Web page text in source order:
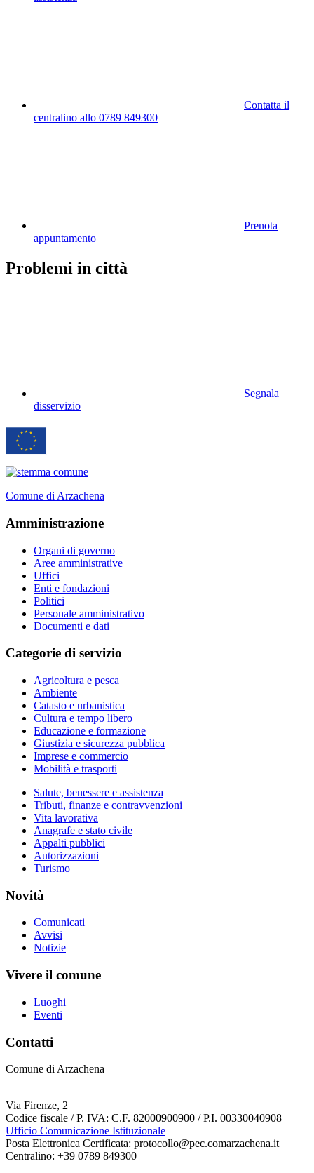
Contatta il
centralino allo 0789 849300
Prenota
appuntamento
Problemi in città
Segnala
disservizio
Comune di Arzachena
Amministrazione
Organi di governo
Aree amministrative
Uffici
Enti e fondazioni
Politici
Personale amministrativo
Documenti e dati
Categorie di servizio
Agricoltura e pesca
Ambiente
Catasto e urbanistica
Cultura e tempo libero
Educazione e formazione
Giustizia e sicurezza pubblica
Imprese e commercio
Mobilità e trasporti
Salute, benessere e assistenza
Tributi, finanze e contravvenzioni
Vita lavorativa
Anagrafe e stato civile
Appalti pubblici
Autorizzazioni
Turismo
Novità
Comunicati
Avvisi
Notizie
Vivere il comune
Luoghi
Eventi
Contatti
Comune di Arzachena
Via Firenze, 2
Codice fiscale / P. IVA: C.F. 82000900900 / P.I. 00330040908
Ufficio Comunicazione Istituzionale
Posta Elettronica Certificata: protocollo@pec.comarzachena.it
Centralino: +39 0789 849300